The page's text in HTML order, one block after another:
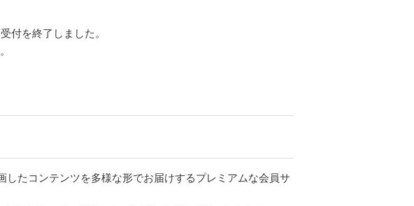
付を終了しました。
たコンテンツを多様な形でお届けするプレミアムな会員サ